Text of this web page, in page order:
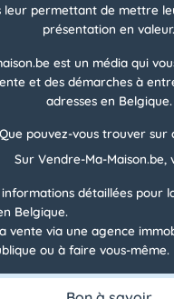
leur permettant de mettre
présentation en valeur.
est un média qui
et des démarches à
adresses en Belgique.
Que pouvez-vous trouver sur
Sur Vendre-Ma-Maison.be,
détaillées pour
Belgique.
vente via une agence
ou à faire vous-même.